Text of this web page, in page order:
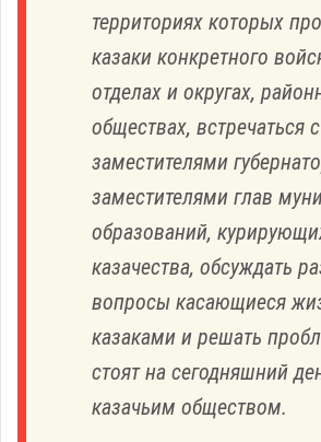
территориях которых
казаки конкретного
отделах и округах,
обществах, встречаться с
заместителями
заместителями глав
образований,
казачества, обсуждать
вопросы касающиеся
казаками и решать
стоят на сегодняшний
казачьим обществом.